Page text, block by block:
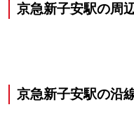
京急新子安駅の周
京急新子安駅の沿